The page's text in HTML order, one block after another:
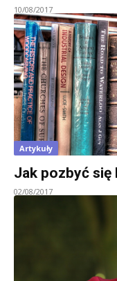
10/08/2017
Artykuły
Jak pozbyć się
02/08/2017